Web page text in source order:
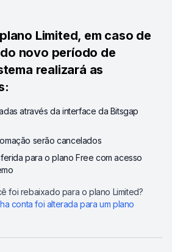
Limited, em caso de
novo período de
realizará as
através da interface da Bitsgap
serão cancelados
para o plano Free com acesso
foi rebaixado para o plano Limited?
conta foi alterada para um plano